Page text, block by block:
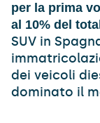
per la prima
al 10% del
SUV in
dei veicoli
dominato il